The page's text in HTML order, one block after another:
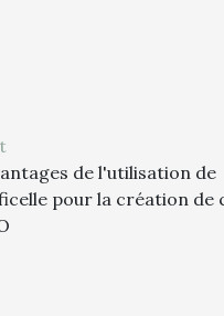
de l'utilisation de
pour la création de